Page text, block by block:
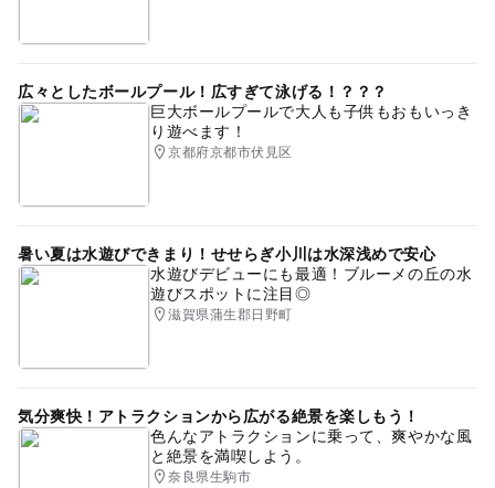
広々としたボールプール！広すぎて泳げる！？？？
巨大ボールプールで大人も子供もおもいっき
り遊べます！
京都府京都市伏見区
暑い夏は水遊びできまり！せせらぎ小川は水深浅めで安心
水遊びデビューにも最適！ブルーメの丘の水
遊びスポットに注目◎
滋賀県蒲生郡日野町
気分爽快！アトラクションから広がる絶景を楽しもう！
色んなアトラクションに乗って、爽やかな風
と絶景を満喫しよう。
奈良県生駒市